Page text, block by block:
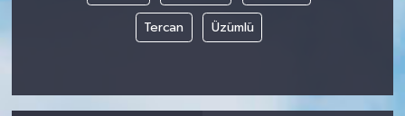
Tercan Üzümlü